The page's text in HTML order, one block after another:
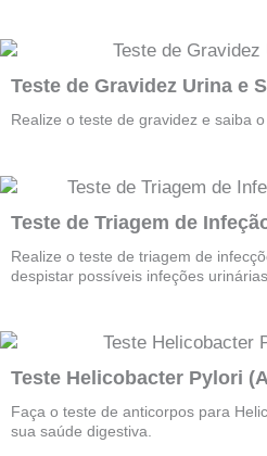
Teste de Gravidez Urina e
Realize o teste de gravidez e saiba
Teste de Triagem de
Realize o teste de triagem de
despistar possíveis infeções urinárias.
Teste Helicobacter Pylori
Faça o teste de anticorpos para
sua saúde digestiva.